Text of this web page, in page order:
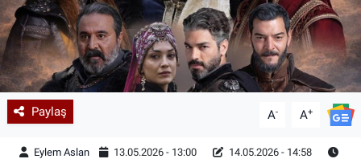
Paylaş A- A+
Eylem Aslan 13.05.2026 - 13:00
14.05.2026 - 14:58